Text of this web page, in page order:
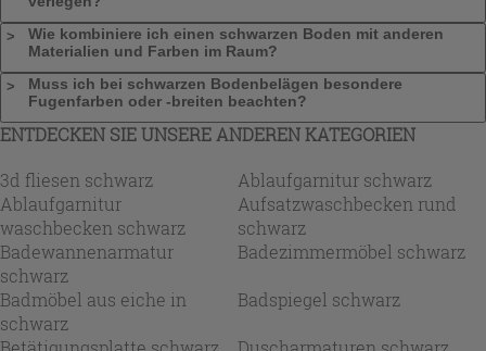
Wie kombiniere ich einen schwarzen Boden mit anderen
Materialien und Farben im Raum?
Muss ich bei schwarzen Bodenbelägen besondere
Fugenfarben oder -breiten beachten?
ENTDECKEN SIE UNSERE ANDEREN KATEGORIEN
3d fliesen schwarz
Ablaufgarnitur schwarz
Ablaufgarnitur
waschbecken schwarz
Aufsatzwaschbecken rund
schwarz
Badewannenarmatur
schwarz
Badezimmermöbel schwarz
Badmöbel aus eiche in
schwarz
Badspiegel schwarz